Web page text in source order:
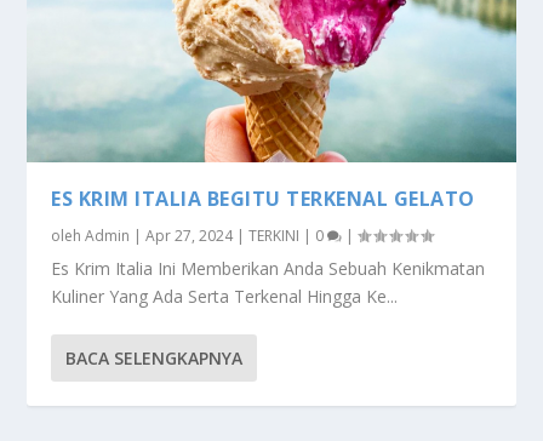
ES KRIM ITALIA BEGITU TERKENAL GELATO
olehAdmin |Apr 27, 2024|TERKINI | 0 |
Es Krim Italia Ini Memberikan Anda Sebuah Kenikmatan
Kuliner Yang Ada Serta Terkenal Hingga Ke...
BACA SELENGKAPNYA